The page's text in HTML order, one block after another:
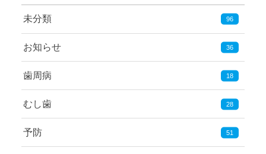
未分類 96
お知らせ 36
歯周病 18
むし歯 28
予防 51